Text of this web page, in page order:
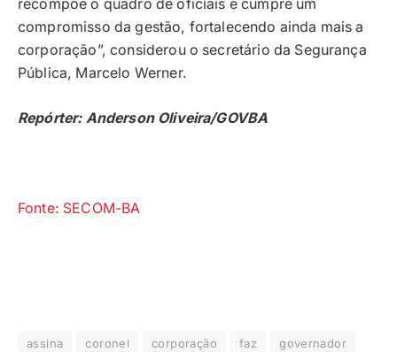
recompõe o quadro de oficiais e cumpre um
compromisso da gestão, fortalecendo ainda mais a
corporação”, considerou o secretário da Segurança
Pública, Marcelo Werner.
Repórter: Anderson Oliveira/GOVBA
Fonte: SECOM-BA
assina coronel corporação faz
governador